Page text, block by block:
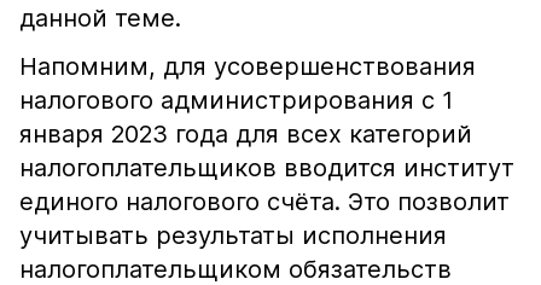
данной теме.
Напомним, для усовершенствования
налогового администрирования с 1
января 2023 года для всех категорий
налогоплательщиков вводится институт
единого налогового счёта. Это позволит
учитывать результаты исполнения
налогоплательщиком обязательств